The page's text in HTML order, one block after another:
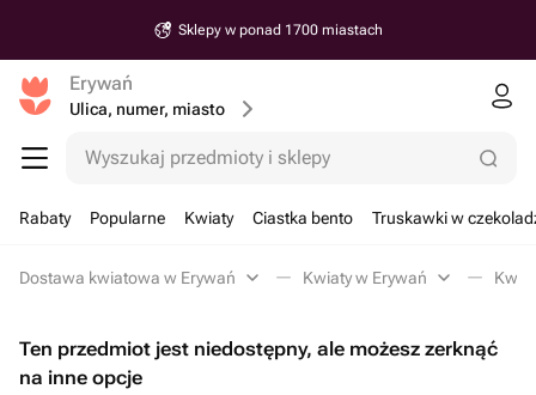
Sklepy w ponad 1700 miastach
Erywań
Ulica, numer, miasto
Wyszukaj przedmioty i sklepy
Rabaty Popularne Kwiaty Ciastka bento Truskawki w
Dostawa kwiatowa w Erywań Kwiaty w Erywań
Ten przedmiot jest niedostępny, ale możesz zerknąć
na inne opcje